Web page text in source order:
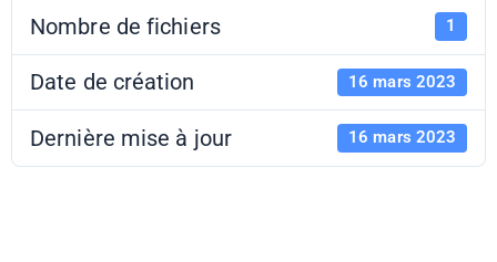
Nombre de fichiers 1
Date de création 16 mars 2023
Dernière mise à jour 16 mars 2023